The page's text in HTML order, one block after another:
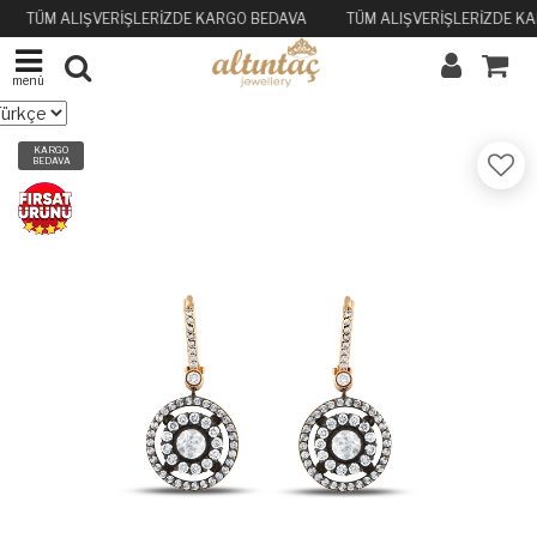
TÜM ALIŞVERİŞLERİZDE KARGO BEDAVA TÜM ALIŞVERİŞLERİZDE
menü
KARGO
BEDAVA